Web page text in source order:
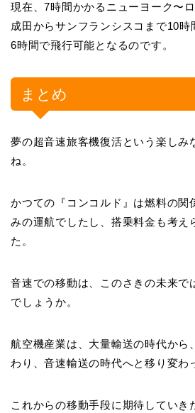
現在、7時間かかるニューヨーク〜
成田からサンフランシスコまで10
6時間で飛行可能となるのです。
まとめ
夢の超音速旅客機復活という楽しみ
ね。
かつての『コンコルド』は燃料の関
みの運航でしたし、搭乗料金も考え
た。
音速での移動は、このさきの未来で
でしょうか。
航空機産業は、大量輸送の時代から
わり、音速輸送の時代へと移り変わ
これからの移動手段に期待していき